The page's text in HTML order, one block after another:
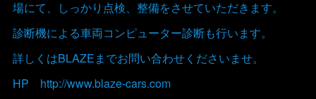
場にて、しっかり点検、整備をさせていただきます。
診断機による車両コンピューター診断も行います。
詳しくはBLAZEまでお問い合わせくださいませ。
HP http://www.blaze-cars.com